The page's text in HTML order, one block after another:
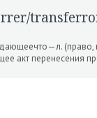
(право,
акт перенесения